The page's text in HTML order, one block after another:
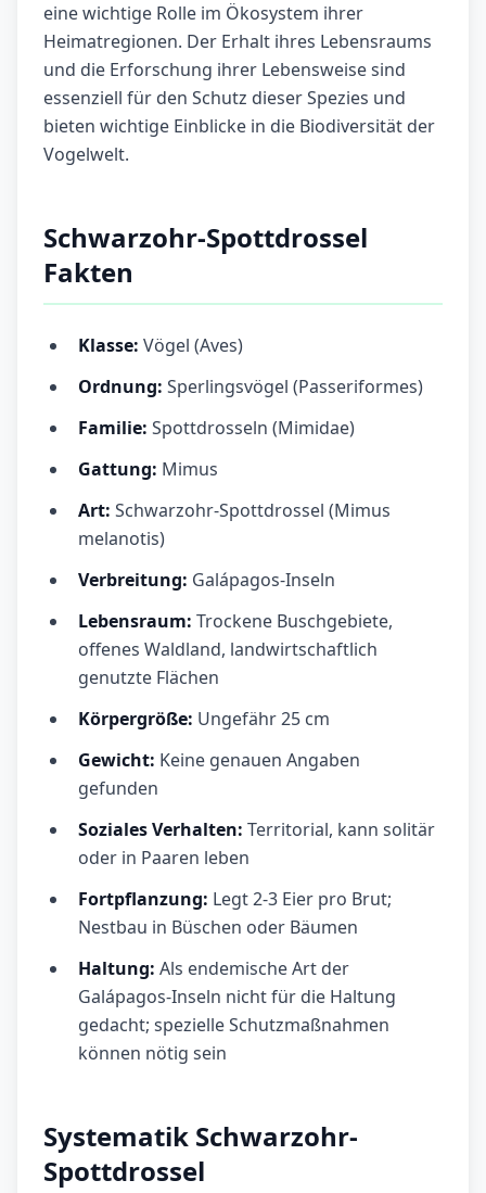
eine wichtige Rolle im Ökosystem ihrer
Heimatregionen. Der Erhalt ihres Lebensraums
und die Erforschung ihrer Lebensweise sind
essenziell für den Schutz dieser Spezies und
bieten wichtige Einblicke in die Biodiversität der
Vogelwelt.
Schwarzohr-Spottdrossel
Fakten
Klasse: Vögel (Aves)
Ordnung: Sperlingsvögel (Passeriformes)
Familie: Spottdrosseln (Mimidae)
Gattung: Mimus
Art: Schwarzohr-Spottdrossel (Mimus
melanotis)
Verbreitung: Galápagos-Inseln
Lebensraum: Trockene Buschgebiete,
offenes Waldland, landwirtschaftlich
genutzte Flächen
Körpergröße: Ungefähr 25 cm
Gewicht: Keine genauen Angaben
gefunden
Soziales Verhalten: Territorial, kann solitär
oder in Paaren leben
Fortpflanzung: Legt 2-3 Eier pro Brut;
Nestbau in Büschen oder Bäumen
Haltung: Als endemische Art der
Galápagos-Inseln nicht für die Haltung
gedacht; spezielle Schutzmaßnahmen
können nötig sein
Systematik Schwarzohr-
Spottdrossel